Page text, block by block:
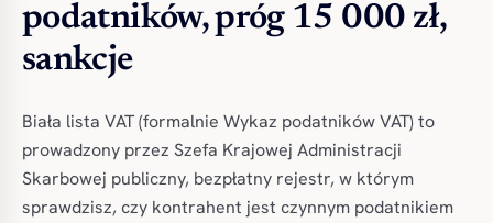
podatników, próg 15 000 zł,
sankcje
Biała lista VAT (formalnie Wykaz podatników VAT) to
prowadzony przez Szefa Krajowej Administracji
Skarbowej publiczny, bezpłatny rejestr, w którym
sprawdzisz, czy kontrahent jest czynnym podatnikiem